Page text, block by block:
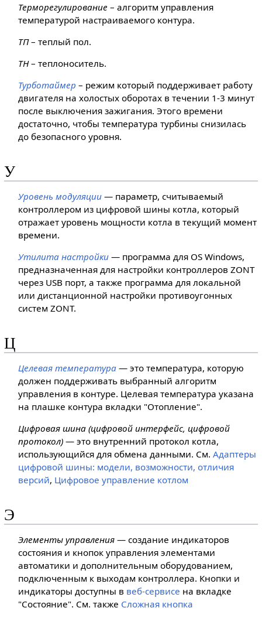
Терморегулирование – алгоритм управления
температурой настраиваемого контура.
ТП– теплый пол.
ТН– теплоноситель.
Турботаймер – режим который поддерживает работу
двигателя на холостых оборотах в течении 1-3 минут
после выключения зажигания. Этого времени
достаточно, чтобы температура турбины снизилась
до безопасного уровня.
У
Уровень модуляции — параметр, считываемый
контроллером из цифровой шины котла, который
отражает уровень мощности котла в текущий момент
времени.
Утилита настройки — программа для OS Windows,
предназначенная для настройки контроллеров ZONT
через USB порт, а также программа для локальной
или дистанционной настройки противоугонных
систем ZONT.
Ц
Целевая температура — это температура, которую
должен поддерживать выбранный алгоритм
управления в контуре. Целевая температура указана
на плашке контура вкладки "Отопление".
Цифровая шина (цифровой интерфейс, цифровой
протокол) — это внутренний протокол котла,
использующийся для обмена данными. См.Адаптеры
цифровой шины: модели, возможности, отличия
версий, Цифровое управление котлом
Э
Элементы управления — создание индикаторов
состояния и кнопок управления элементами
автоматики и дополнительным оборудованием,
подключенным к выходам контроллера. Кнопки и
индикаторы доступны в веб-сервисе на вкладке
"Состояние". См. также Сложная кнопка